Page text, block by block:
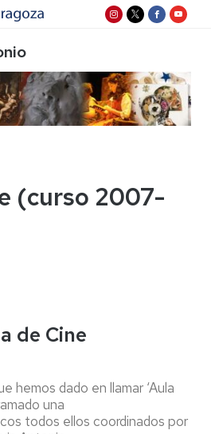
(curso 2007-
de Cine
hemos dado en llamar ‘Aula
una
todos ellos coordinados por